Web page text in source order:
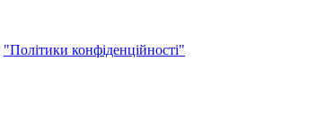
"Політики конфіденційності"